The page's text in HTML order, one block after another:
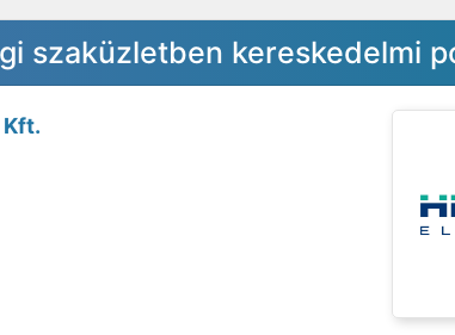
szaküzletben kereskedelmi